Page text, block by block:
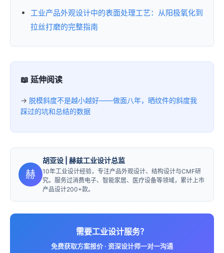
工业产品外观设计中的表面处理工艺：从阳极氧化到
拉丝打磨的完整指南
📖 延伸阅读
→ 脱模斜度不是越小越好——做面八年，晒纹件的斜度我
踩过的坑和总结的数据
赫
胡亚设 | 赫兹工业设计总监
10年工业设计经验，专注产品外观设计、结构设计与CMF研
究。服务过消费电子、智能家居、医疗设备等领域，累计上市
产品设计200+款。
需要工业设计服务？
免费获取方案报价 · 资深设计师一对一沟通